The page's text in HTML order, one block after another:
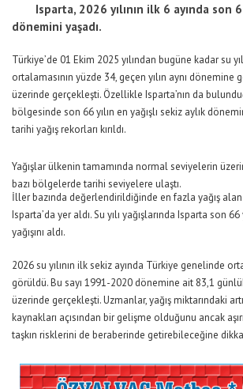
Isparta, 2026 yılının ilk 6 ayında son 66 yılın en yağışlı
dönemini yaşadı.
Türkiye’de 01 Ekim 2025 yılından bugüne kadar su
ortalamasının yüzde 34, geçen yılın aynı dönemine
üzerinde gerçekleşti. Özellikle Isparta’nın da
bölgesinde son 66 yılın en yağışlı sekiz aylık
tarihi yağış rekorları kırıldı.
Yağışlar ülkenin tamamında normal seviyelerin
bazı bölgelerde tarihi seviyelere ulaştı.
İller bazında değerlendirildiğinde en fazla yağış
Isparta’da yer aldı. Su yılı yağışlarında Isparta son 66
yağışını aldı.
2026 su yılının ilk sekiz ayında Türkiye genelinde
görüldü. Bu sayı 1991-2020 dönemine ait 83,1
üzerinde gerçekleşti. Uzmanlar, yağış miktarındaki
kaynakları açısından bir gelişme olduğunu ancak
taşkın risklerini de beraberinde getirebileceğine